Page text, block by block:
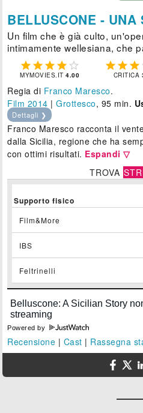
BELLUSCONE -
Un film che è già culto,
intimamente wellesiana, che
    
MYMOVIES.IT4.00
  
CRITICA
Regia di Franco Maresco.
Film 2014 |Grottesco, 95 min.
Dettagli ❯
Franco Maresco racconta il
dalla Sicilia, regione che ha
con ottimi risultati. Espandi ▽
TROVA
Supporto fisico
Film&More
IBS
Feltrinelli
Powered by
Recensione | Cast | Rassegna